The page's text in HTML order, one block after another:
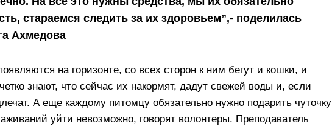
стараемся следить за их здоровьем”,- поделилась
Ахмедова
на горизонте, со всех сторон к ним бегут и кошки, и
знают, что сейчас их накормят, дадут свежей воды и, если
А еще каждому питомцу обязательно нужно подарить чуточку
уйти невозможно, говорят волонтеры. Преподаватель